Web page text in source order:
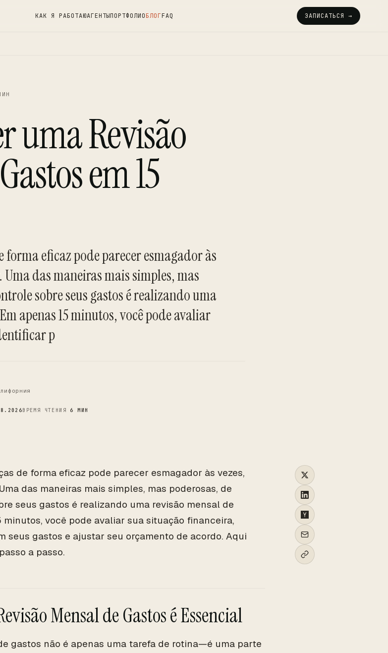
КАК Я РАБОТАЮАГЕНТЫПОРТФОЛИОБЛОГFAQ ЗАПИСАТЬСЯ →
uma Revisão
em 15
forma eficaz pode parecer esmagador às
Uma das maneiras mais simples, mas
sobre seus gastos é realizando uma
apenas 15 minutos, você pode avaliar
p
ВРЕМЯ ЧТЕНИЯ 6 МИН
CTO
de forma eficaz pode parecer esmagador às vezes,
das maneiras mais simples, mas poderosas, de
seus gastos é realizando uma revisão mensal de
minutos, você pode avaliar sua situação financeira,
seus gastos e ajustar seu orçamento de acordo. Aqui
a passo.
Mensal de Gastos é Essencial
gastos não é apenas uma tarefa de rotina—é uma parte